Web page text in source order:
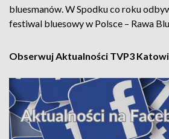
bluesmanów. W Spodku co roku
festiwal bluesowy w Polsce – Rawa
Obserwuj Aktualności TVP3